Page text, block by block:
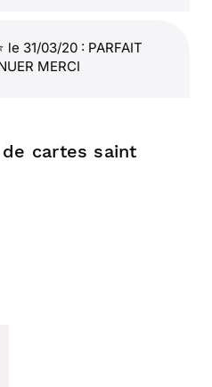
le 31/03/20 : PARFAIT
MERCI
au tempérament de
est concerné par cet
cartes saint